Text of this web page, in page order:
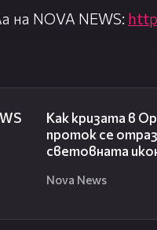
на NOVA NEWS:
живо:http://nova.bg/
Как кризата в
проток се
световната
Nova News